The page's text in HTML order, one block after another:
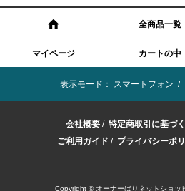
全商品一覧
マイページ カートの中
表示モード： スマートフォン /
会社概要 / 特定商取引に基づ
ご利用ガイド / プライバシーポ
Copyright © オーナーばりネットショッ